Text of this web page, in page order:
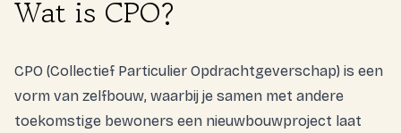
Wat is CPO?
CPO (Collectief Particulier Opdrachtgeverschap) is een
vorm van zelfbouw, waarbij je samen met andere
toekomstige bewoners een nieuwbouwproject laat